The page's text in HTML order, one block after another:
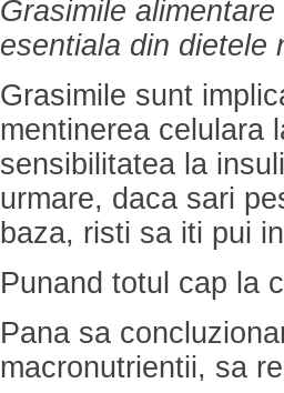
Grasimile
esentiala din dietele
Grasimile sunt
mentinerea celulara
sensibilitatea la
urmare, daca sari
baza, risti sa iti pui
Punand totul cap la
Pana sa
macronutrientii, sa